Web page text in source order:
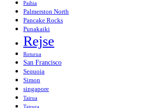
Paihia
Palmerston North
Pancake Rocks
Punakaiki
Rejse
Roturua
San Francisco
Sequoia
Simon
singapore
Tairua